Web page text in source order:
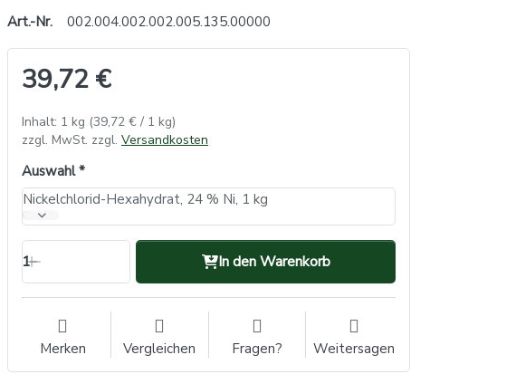
Art.-Nr. 002.004.002.002.005.135.00000
39,72 €
Inhalt: 1 kg (39,72 € / 1 kg)
zzgl. MwSt. zzgl. Versandkosten
Auswahl
Nickelchlorid-Hexahydrat, 24 % Ni, 1 kg
1 In den Warenkorb
Merken Vergleichen Fragen? Weitersagen